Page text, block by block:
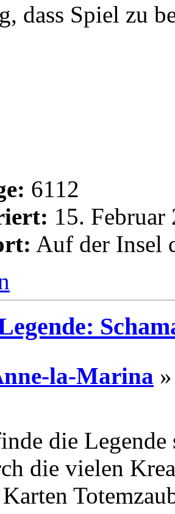
dass Spiel zu
6112
15.
Auf der Insel
la-Marina
die Legende
die vielen